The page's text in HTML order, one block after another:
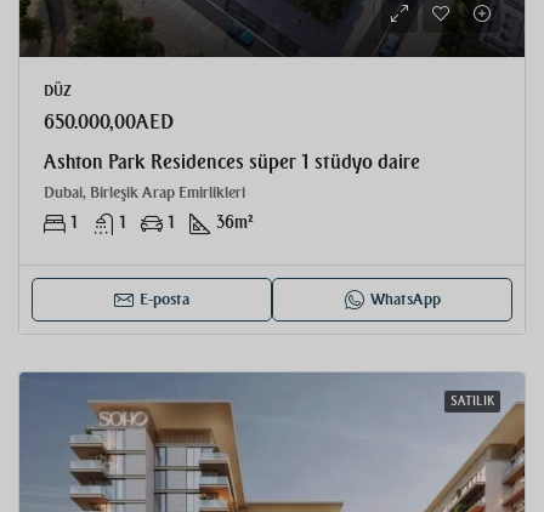
DÜZ
650.000,00AED
Ashton Park Residences süper 1 stüdyo daire
Dubai, Birleşik Arap Emirlikleri
1 1 1 36m²
E-posta WhatsApp
SATILIK